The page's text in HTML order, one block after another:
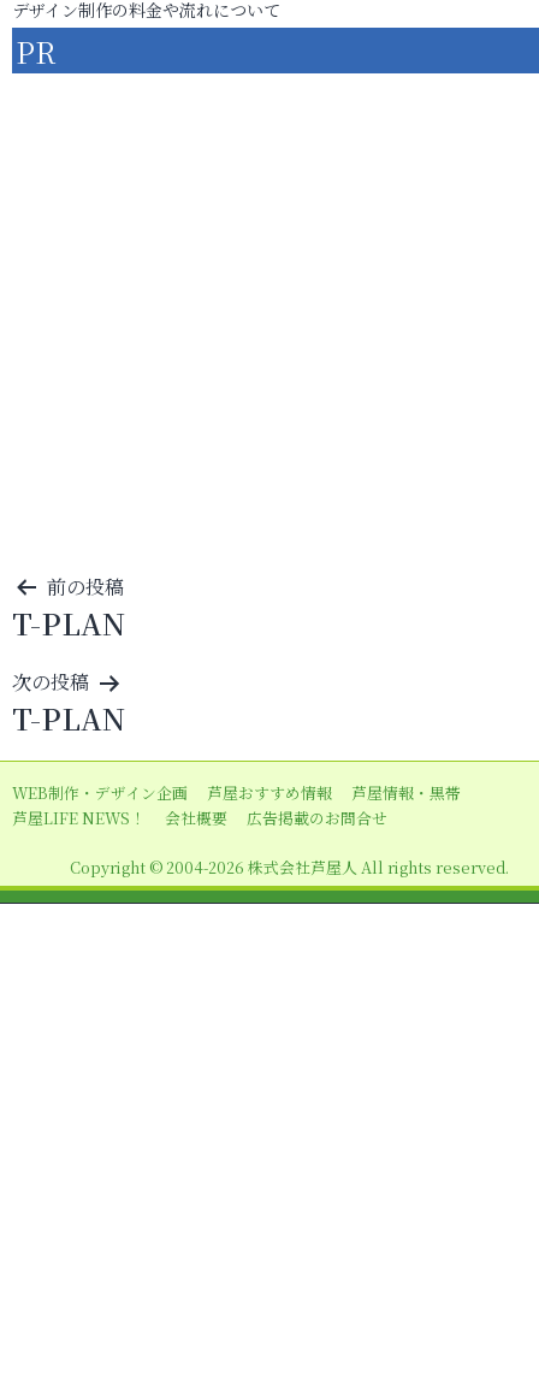
デザイン制作の料金や流れについて
PR
投
稿
ナ
ビ
ゲ
ー
シ
ン
前の投稿
T-PLAN
次の投稿
T-PLAN
WEB制作・デザイン企画 芦屋おすすめ情報
芦屋情報・黒帯
芦屋LIFE NEWS！
会社概要 広告掲載のお問合せ
Copyright © 2004-2026 株式会社芦屋人 All rights reserved.